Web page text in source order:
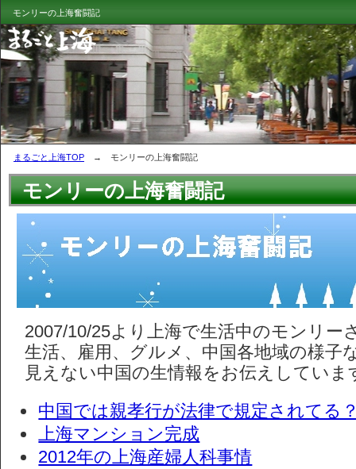
モンリーの上海奮闘記
モンリーの上海奮闘記
2007/10/25より上海で生活中のモンリー
生活、雇用、グルメ、中国各地域の様子
見えない中国の生情報をお伝えしていま
中国では親孝行が法律で規定されてる
上海マンション完成
2012年の上海産婦人科事情
まるごと上海TOP → モンリーの上海奮闘記